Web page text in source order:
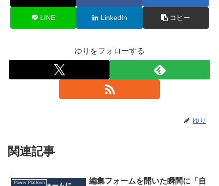
LINE LinkedIn コピー
ゆりをフォローする
ゆり
関連記事
Power Platform
編集フォームを開いた瞬間に「自